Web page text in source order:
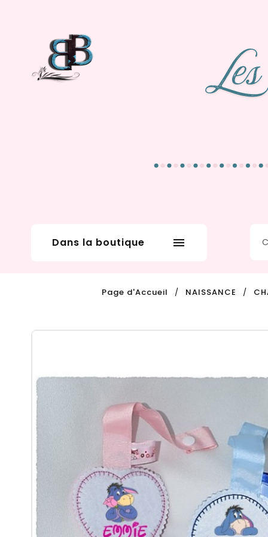
Dans la boutique 
Page d'Accueil NAISSANCE